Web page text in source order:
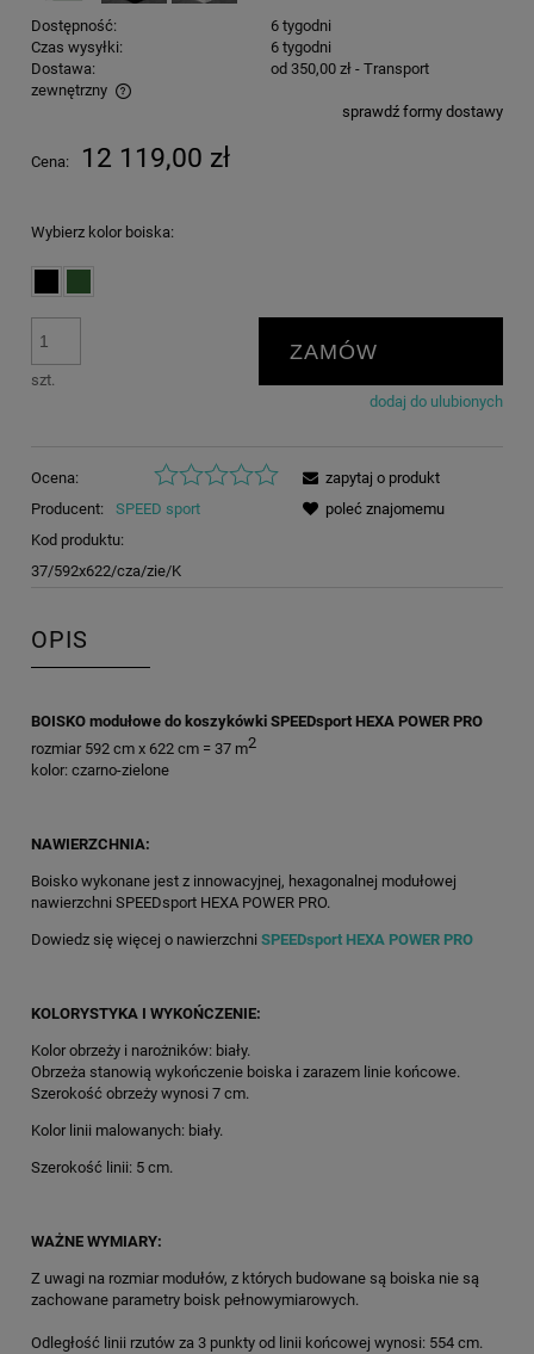
Dostępność:
6 tygodni
Czas wysyłki:
6 tygodni
Dostawa:
od 350,00 zł - Transport
zewnętrzny
Cena nie zawiera ewentualnych kosztów płatnościsprawdź formy dostawy
Cena: 12 119,00 zł
Wybierz kolor boiska:
szt.
ZAMÓW
dodaj do ulubionych
Ocena:
Producent:
SPEED sport
Kod produktu:
37/592x622/cza/zie/K
zapytaj o produkt
poleć znajomemu
OPIS
BOISKO modułowe do koszykówki SPEEDsport HEXA POWER PRO
rozmiar 592 cm x 622 cm = 37 m2
kolor: czarno-zielone
NAWIERZCHNIA:
Boisko wykonane jest z innowacyjnej, hexagonalnej modułowej
nawierzchni SPEEDsport HEXA POWER PRO.
Dowiedz się więcej o nawierzchni SPEEDsport HEXA POWER PRO
KOLORYSTYKA I WYKOŃCZENIE:
Kolor obrzeży i narożników: biały.
Obrzeża stanowią wykończenie boiska i zarazem linie końcowe.
Szerokość obrzeży wynosi 7 cm.
Kolor linii malowanych: biały.
Szerokość linii: 5 cm.
WAŻNE WYMIARY:
Z uwagi na rozmiar modułów, z których budowane są boiska nie są
zachowane parametry boisk pełnowymiarowych.
Odległość linii rzutów za 3 punkty od linii końcowej wynosi: 554 cm.